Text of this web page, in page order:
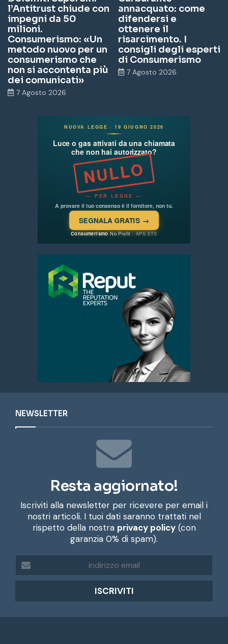
l’Antitrust chiude con
impegni da 50
milioni.
Consumerismo: «Un
metodo nuovo per un
consumerismo che
non si accontenta più
dei comunicati»
7 Agosto 2026
annacquato: come
difendersi e
ottenere il
risarcimento. I
consigli degli esperti
di Consumerismo
7 Agosto 2026
NEWSLETTER
Resta aggiornato!
Iscriviti alla newsletter per ricevere per email i
nostri articoli. I tuoi dati saranno trattati nel
rispetto della nostra privacy policy(con
garanzia 0% di spam).
d
r